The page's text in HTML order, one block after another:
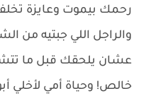
رحمك بيموت وعايزة
والراجل اللي جبتيه من
عشان يلحقك قبل ما
خالص! وحياة أمي لأخلي